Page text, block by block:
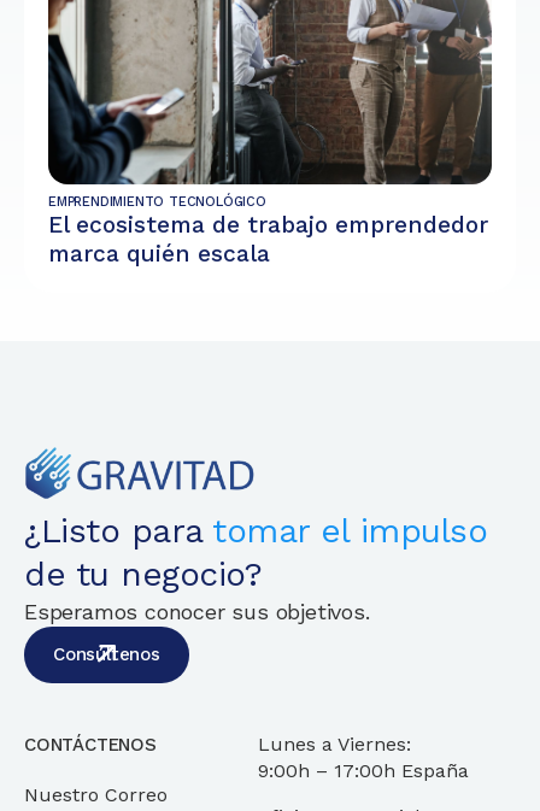
EMPRENDIMIENTO TECNOLÓGICO
El ecosistema de trabajo emprendedor
marca quién escala
¿Listo para tomar el impulso
de tu negocio?
Esperamos conocer sus objetivos.
Consúltenos
CONTÁCTENOS
Nuestro Correo
Lunes a Viernes:
9:00h – 17:00h España